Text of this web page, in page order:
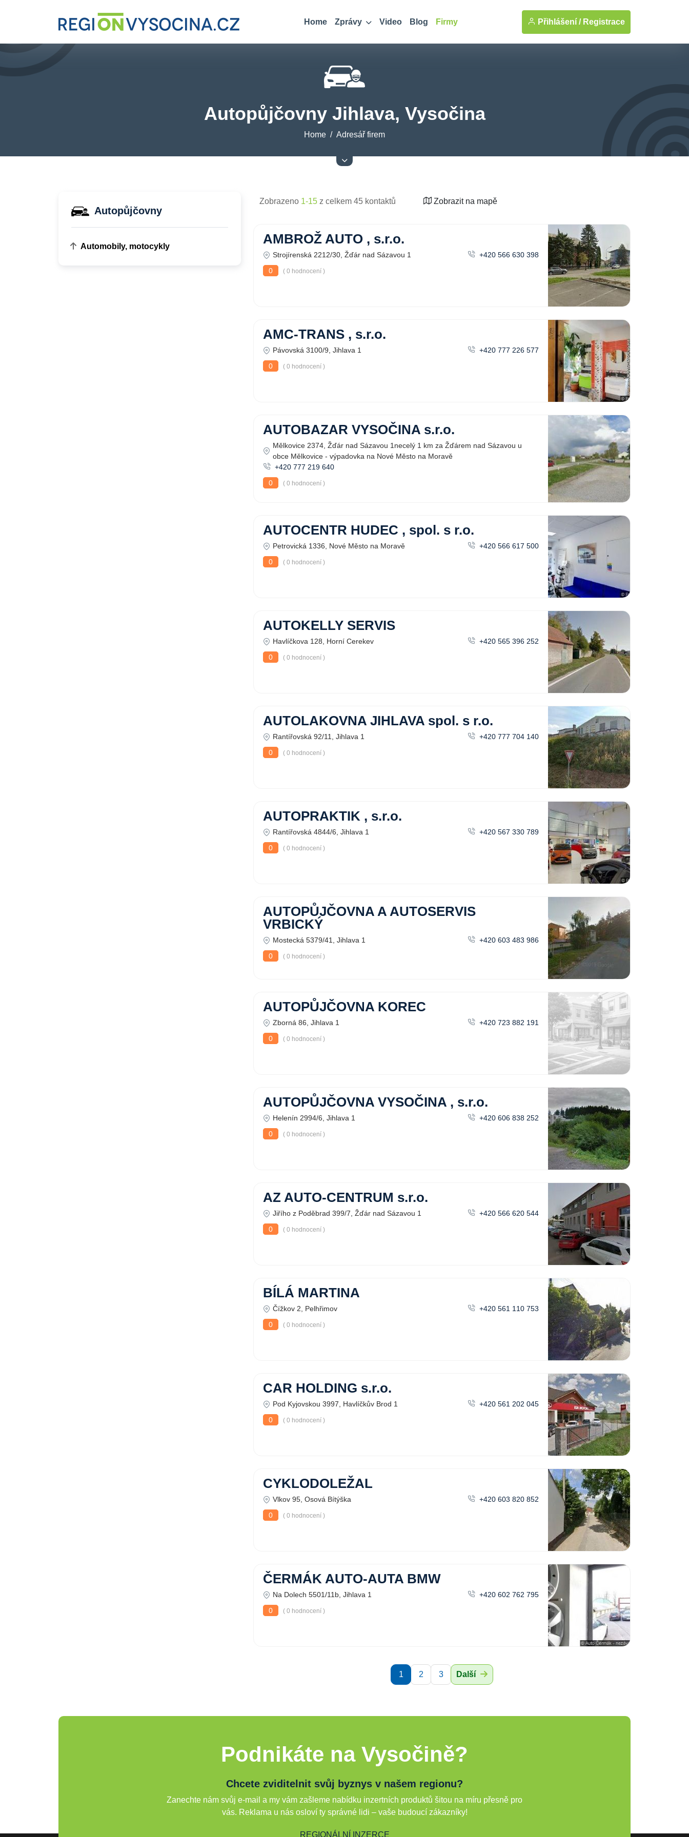
Home Zprávy Video Blog Firmy Přihlášení / Registrace
Autopůjčovny Jihlava, Vysočina
Home Adresář firem
Autopůjčovny
Automobily, motocykly
Zobrazeno 1-15 z celkem 45 kontaktů Zobrazit na mapě
AMBROŽ AUTO , s.r.o.
Strojírenská 2212/30, Žďár nad Sázavou 1
+420 566 630 398
0
( 0 hodnocení )
AMC-TRANS , s.r.o.
Pávovská 3100/9, Jihlava 1
+420 777 226 577
0
( 0 hodnocení )
AUTOBAZAR VYSOČINA s.r.o.
Mělkovice 2374, Žďár nad Sázavou 1necelý 1 km za Žďárem nad Sázavou u
obce Mělkovice - výpadovka na Nové Město na Moravě
+420 777 219 640
0
( 0 hodnocení )
AUTOCENTR HUDEC , spol. s r.o.
Petrovická 1336, Nové Město na Moravě
+420 566 617 500
0
( 0 hodnocení )
AUTOKELLY SERVIS
Havlíčkova 128, Horní Cerekev
+420 565 396 252
0
( 0 hodnocení )
AUTOLAKOVNA JIHLAVA spol. s r.o.
Rantířovská 92/11, Jihlava 1
+420 777 704 140
0
( 0 hodnocení )
AUTOPRAKTIK , s.r.o.
Rantířovská 4844/6, Jihlava 1
+420 567 330 789
0
( 0 hodnocení )
AUTOPŮJČOVNA A AUTOSERVIS
VRBICKÝ
Mostecká 5379/41, Jihlava 1
+420 603 483 986
0
( 0 hodnocení )
AUTOPŮJČOVNA KOREC
Zborná 86, Jihlava 1
+420 723 882 191
0
( 0 hodnocení )
AUTOPŮJČOVNA VYSOČINA , s.r.o.
Helenín 2994/6, Jihlava 1
+420 606 838 252
0
( 0 hodnocení )
AZ AUTO-CENTRUM s.r.o.
Jiřího z Poděbrad 399/7, Žďár nad Sázavou 1
+420 566 620 544
0
( 0 hodnocení )
BÍLÁ MARTINA
Čížkov 2, Pelhřimov
+420 561 110 753
0
( 0 hodnocení )
CAR HOLDING s.r.o.
Pod Kyjovskou 3997, Havlíčkův Brod 1
+420 561 202 045
0
( 0 hodnocení )
CYKLODOLEŽAL
Vlkov 95, Osová Bítýška
+420 603 820 852
0
( 0 hodnocení )
ČERMÁK AUTO-AUTA BMW
Na Dolech 5501/11b, Jihlava 1
+420 602 762 795
0
( 0 hodnocení )
1 2 3 Další
Podnikáte na Vysočině?
Chcete zviditelnit svůj byznys v našem regionu?
Zanechte nám svůj e-mail a my vám zašleme nabídku inzertních produktů šitou na míru přesně pro
vás. Reklama u nás osloví ty správné lidi – vaše budoucí zákazníky!
REGIONÁLNÍ INZERCE